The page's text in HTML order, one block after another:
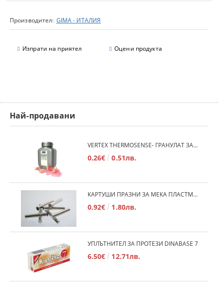
Производител: GIMA - ИТАЛИЯ
Изпрати на приятел Оцени продукта
Най-продавани
VERTEX THERMOSENSE- ГРАНУЛАТ ЗА МЕКИ ПРОТЕЗИ
0.26€ 0.51лв.
КАРТУШИ ПРАЗНИ ЗА МЕКА ПЛАСТМАСА
0.92€ 1.80лв.
УПЛЪТНИТЕЛ ЗА ПРОТЕЗИ DINABASE 7
6.50€ 12.71лв.